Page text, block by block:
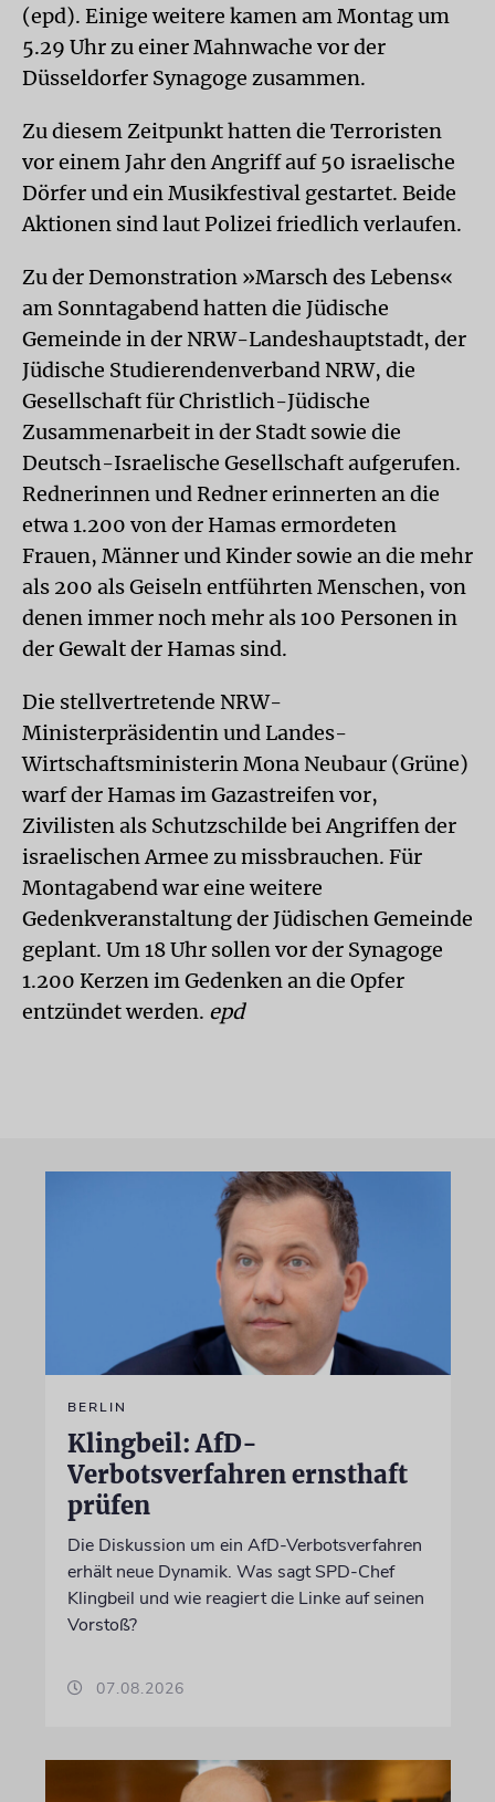
(epd). Einige weitere kamen am Montag um
5.29 Uhr zu einer Mahnwache vor der
Düsseldorfer Synagoge zusammen.
Zu diesem Zeitpunkt hatten die Terroristen
vor einem Jahr den Angriff auf 50 israelische
Dörfer und ein Musikfestival gestartet. Beide
Aktionen sind laut Polizei friedlich verlaufen.
Zu der Demonstration »Marsch des Lebens«
am Sonntagabend hatten die Jüdische
Gemeinde in der NRW-Landeshauptstadt, der
Jüdische Studierendenverband NRW, die
Gesellschaft für Christlich-Jüdische
Zusammenarbeit in der Stadt sowie die
Deutsch-Israelische Gesellschaft aufgerufen.
Rednerinnen und Redner erinnerten an die
etwa 1.200 von der Hamas ermordeten
Frauen, Männer und Kinder sowie an die mehr
als 200 als Geiseln entführten Menschen, von
denen immer noch mehr als 100 Personen in
der Gewalt der Hamas sind.
Die stellvertretende NRW-
Ministerpräsidentin und Landes-
Wirtschaftsministerin Mona Neubaur (Grüne)
warf der Hamas im Gazastreifen vor,
Zivilisten als Schutzschilde bei Angriffen der
israelischen Armee zu missbrauchen. Für
Montagabend war eine weitere
Gedenkveranstaltung der Jüdischen Gemeinde
geplant. Um 18 Uhr sollen vor der Synagoge
1.200 Kerzen im Gedenken an die Opfer
entzündet werden. epd
BERLIN
Klingbeil: AfD-
Verbotsverfahren ernsthaft
prüfen
Die Diskussion um ein AfD-Verbotsverfahren
erhält neue Dynamik. Was sagt SPD-Chef
Klingbeil und wie reagiert die Linke auf seinen
Vorstoß?
07.08.2026